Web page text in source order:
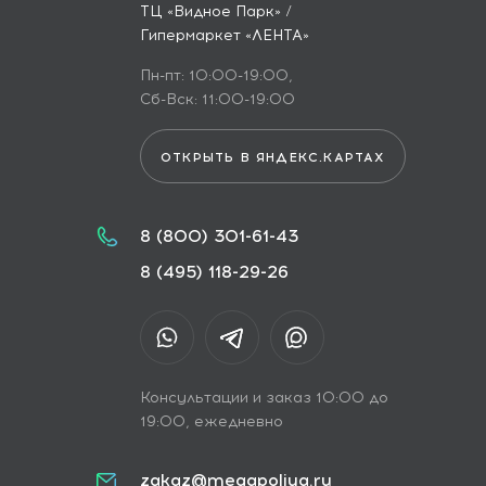
ТЦ «Видное Парк» /
Гипермаркет «ЛЕНТА»
Пн-пт: 10:00-19:00,
Сб-Вск: 11:00-19:00
ОТКРЫТЬ В ЯНДЕКС.КАРТАХ
8 (800) 301-61-43
8 (495) 118-29-26
Консультации и заказ 10:00 до
19:00, ежедневно
zakaz@megapoliya.ru